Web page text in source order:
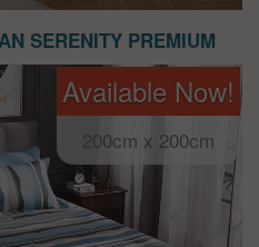
SERENITY PREMIUM
Available Now!
200cm x 200cm